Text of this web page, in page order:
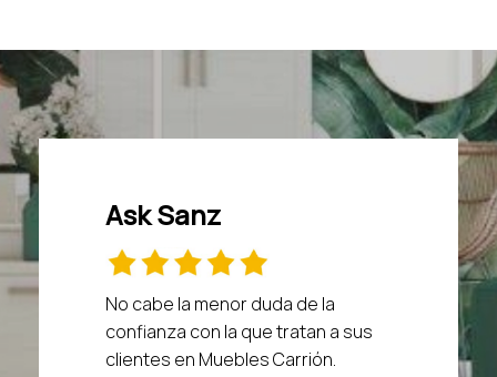
Ask Sanz
No cabe la menor duda de la
confianza con la que tratan a sus
clientes en Muebles Carrión.